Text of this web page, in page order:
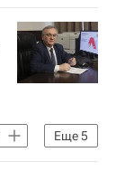
Еще5